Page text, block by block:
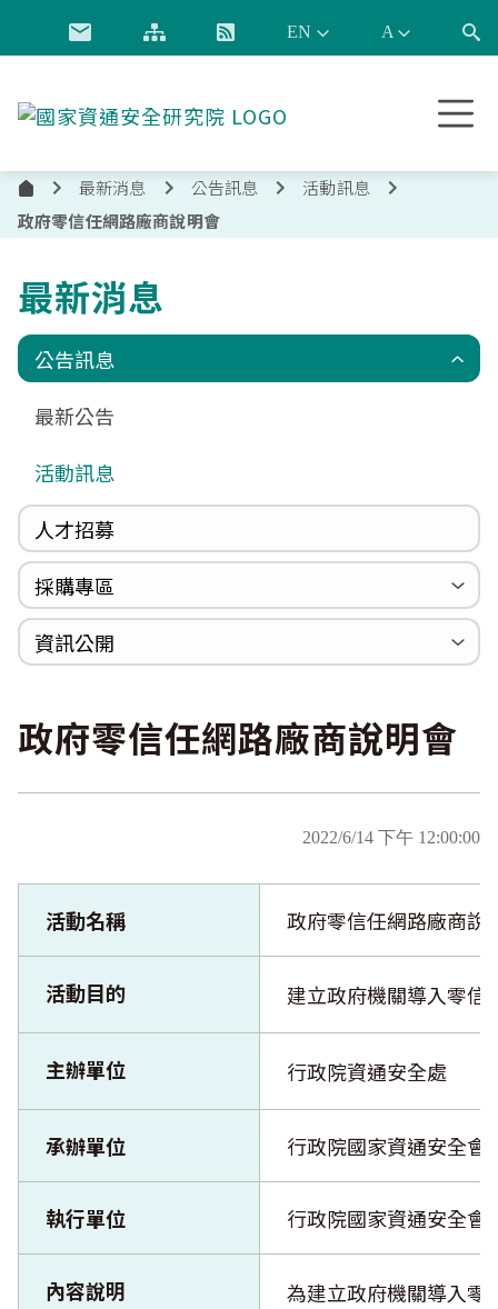
跳到主要內容
通
全
首
頁
最新消息 公告訊息
活動訊息
政府零信任網路廠商說明會
最新消息
公告訊息
最新公告
活動訊息
人才招募
採購專區
公開招標
採購公告
資訊公開
政府零信任網路廠商說明會
2022/6/14 下午 12:00:00
活動名稱 政府零信任網路廠商說
活動目的 建立政府機關導入零信
主辦單位 行政院資通安全處
承辦單位 行政院國家資通安全會
執行單位 行政院國家資通安全會
內容說明
為建立政府機關導入零